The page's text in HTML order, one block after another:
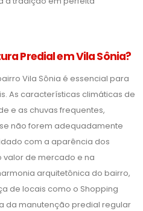
Predial em Vila Sônia?
Vila Sônia é essencial para
As características climáticas de
e as chuvas frequentes,
não forem adequadamente
com a aparência dos
de mercado e na
arquitetônica do bairro,
de locais como o Shopping
da manutenção predial regular